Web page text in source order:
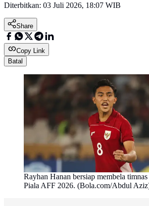
Diterbitkan: 03 Juli 2026, 18:07 WIB
Share
Copy Link
Batal
Rayhan Hanan bersiap membela
Piala AFF 2026. (Bola.com/Abdul